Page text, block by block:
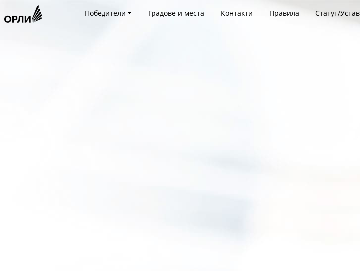
Победители Градове и места Контакти Правила Статут/Устав